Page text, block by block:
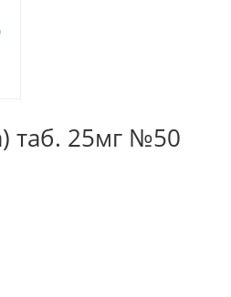
таб. 25мг №50